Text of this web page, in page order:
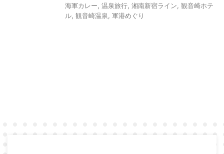
海軍カレー 温泉旅行 湘南新宿ライン 観音崎ホテ
ル 観音崎温泉 軍港めぐり